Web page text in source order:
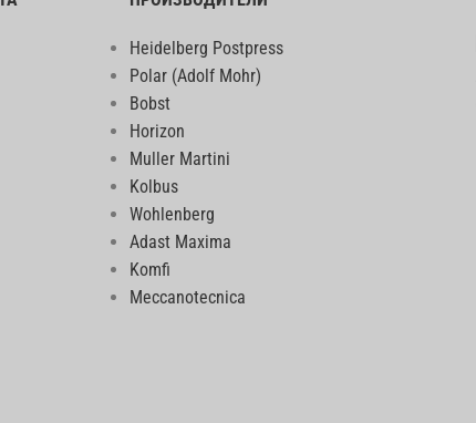
Heidelberg Postpress
Polar (Adolf Mohr)
Bobst
Horizon
Muller Martini
Kolbus
Wohlenberg
Adast Maxima
Komfi
Meccanotecnica